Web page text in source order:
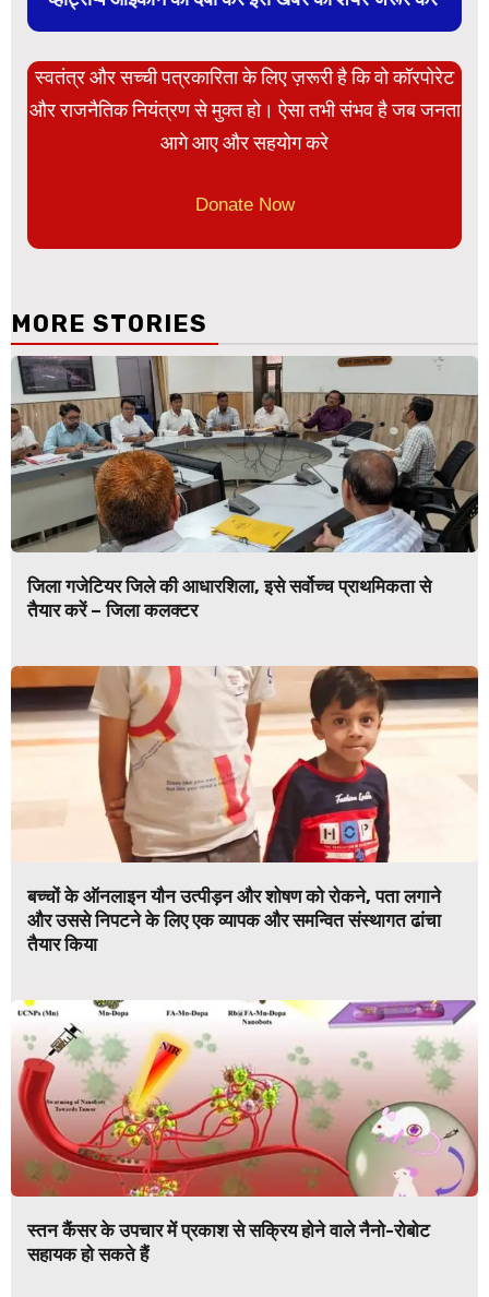
स्वतंत्र और सच्ची पत्रकारिता के लिए ज़रूरी है कि वो कॉरपोरेट
और राजनैतिक नियंत्रण से मुक्त हो। ऐसा तभी संभव है जब जनता
आगे आए और सहयोग करे
Donate Now
MORE STORIES
जिला गजेटियर जिले की आधारशिला, इसे सर्वोच्च प्राथमिकता से
तैयार करें – जिला कलक्टर
बच्चों के ऑनलाइन यौन उत्पीड़न और शोषण को रोकने, पता लगाने
और उससे निपटने के लिए एक व्यापक और समन्वित संस्थागत ढांचा
तैयार किया
स्तन कैंसर के उपचार में प्रकाश से सक्रिय होने वाले नैनो-रोबोट
सहायक हो सकते हैं